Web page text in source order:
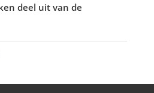
deel uit van de